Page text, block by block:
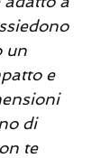
un
e
di
te